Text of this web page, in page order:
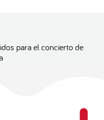
para el concierto de